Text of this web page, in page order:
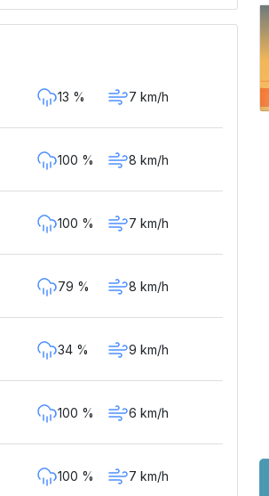
13 % 7 km/h
100 % 8 km/h
100 % 7 km/h
79 % 8 km/h
34 % 9 km/h
100 % 6 km/h
100 % 7 km/h